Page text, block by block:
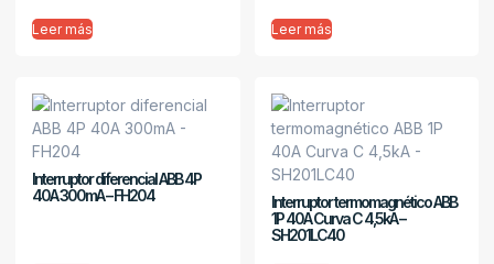
Leer más Leer más
Interruptor diferencial ABB 4P
40A 300mA – FH204
Interruptor termomagnético ABB
1P 40A Curva C 4,5kA –
SH201LC40